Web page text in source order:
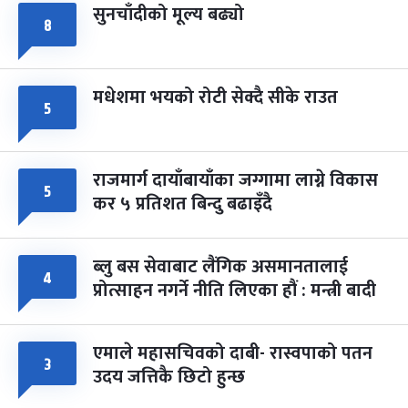
८ सुनचाँदीको मूल्य बढ्यो
५ मधेशमा भयको रोटी सेक्दै सीके राउत
५ राजमार्ग दायाँबायाँका जग्गामा लाग्ने विकास
कर ५ प्रतिशत बिन्दु बढाइँदै
४ ब्लु बस सेवाबाट लैंगिक असमानतालाई
प्रोत्साहन नगर्ने नीति लिएका हौं : मन्त्री बादी
३ एमाले महासचिवको दाबी- रास्वपाको पतन
उदय जत्तिकै छिटो हुन्छ